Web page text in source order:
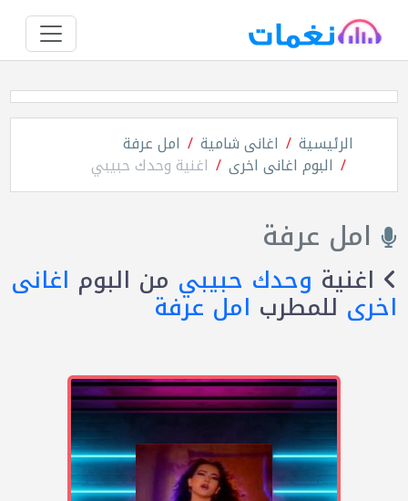
الرئيسية اغانى شامية امل عرفة
البوم اغانى اخرى اغنية وحدك حبيبي
امل عرفة
اغنية وحدك حبيبي من البوم اغانى
اخرى للمطرب امل عرفة